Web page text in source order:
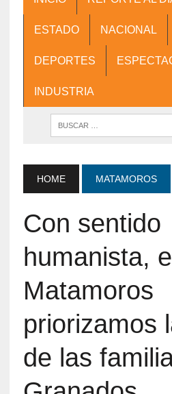
ESTADO NACIONAL
DEPORTES
INDUSTRIA
HOME MATAMOROS
Con sentido
humanista,
Matamoros
priorizamos
de las